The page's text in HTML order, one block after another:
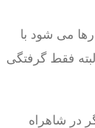
می شود با
فقط گرفتگی
در شاهراه